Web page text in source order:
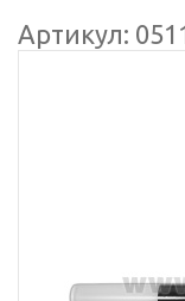
Артикул: